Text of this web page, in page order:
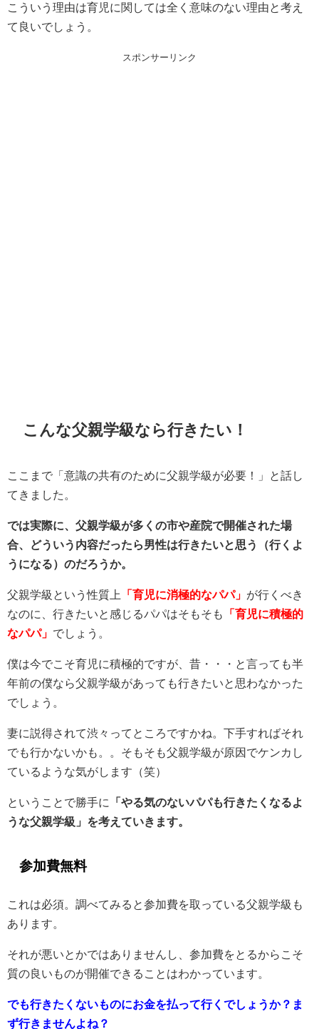
こういう理由は育児に関しては全く意味のない理由と考え
て良いでしょう。
スポンサーリンク
こんな父親学級なら行きたい！
ここまで「意識の共有のために父親学級が必要！」と話し
てきました。
では実際に、父親学級が多くの市や産院で開催された場
合、どういう内容だったら男性は行きたいと思う（行くよ
うになる）のだろうか。
父親学級という性質上 「育児に消極的なパパ」 が行くべき
なのに、行きたいと感じるパパはそもそも
「育児に積極的
なパパ」 でしょう。
僕は今でこそ育児に積極的ですが、昔・・・と言っても半
年前の僕なら父親学級があっても行きたいと思わなかった
でしょう。
妻に説得されて渋々ってところですかね。下手すればそれ
でも行かないかも。。そもそも父親学級が原因でケンカし
ているような気がします（笑）
ということで勝手に
「やる気のないパパも行きたくなるよ
うな父親学級」を考えていきます。
参加費無料
これは必須。調べてみると参加費を取っている父親学級も
あります。
それが悪いとかではありませんし、参加費をとるからこそ
質の良いものが開催できることはわかっています。
でも行きたくないものにお金を払って行くでしょうか？ま
ず行きませんよね？